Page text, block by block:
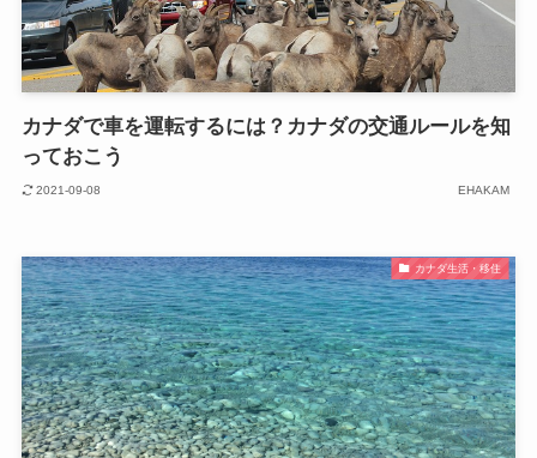
カナダで車を運転するには？カナダの交通ルールを知
っておこう
2021-09-08 EHAKAM
カナダ生活・移住